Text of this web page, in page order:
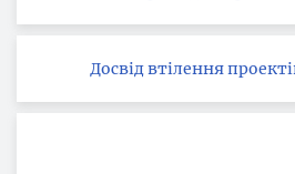
Досвід втілення